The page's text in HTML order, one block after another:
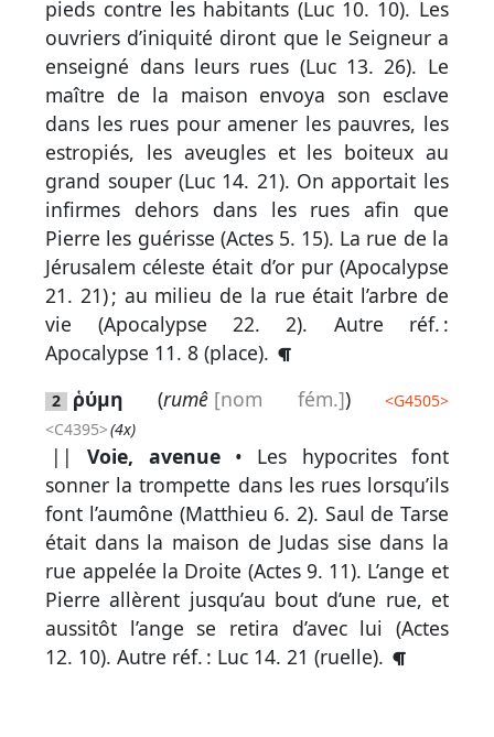
pieds contre les habitants (Luc 10. 10). Les
ouvriers d’iniquité diront que le Seigneur a
enseigné dans leurs rues (Luc 13. 26). Le
maître de la maison envoya son esclave
dans les rues pour amener les pauvres, les
estropiés, les aveugles et les boiteux au
grand souper (Luc 14. 21). On apportait les
infirmes dehors dans les rues afin que
Pierre les guérisse (Actes 5. 15). La rue de la
Jérusalem céleste était d’or pur (Apocalypse
21. 21) ; au milieu de la rue était l’arbre de
vie (Apocalypse 22. 2). Autre réf. :
Apocalypse 11. 8 (place).
2 ῥύμη (rumê [nom fém.]) <G4505>
<C4395>(4x)
||Voie, avenue• Les hypocrites font
sonner la trompette dans les rues lorsqu’ils
font l’aumône (Matthieu 6. 2). Saul de Tarse
était dans la maison de Judas sise dans la
rue appelée la Droite (Actes 9. 11). L’ange et
Pierre allèrent jusqu’au bout d’une rue, et
aussitôt l’ange se retira d’avec lui (Actes
12. 10).Autre réf. : Luc 14. 21 (ruelle).
par
lettre
Rechercher
par
mot
grec
Infos
complémentaires
Abréviations
Termes
non
retenus
Ouvrages
de
référence